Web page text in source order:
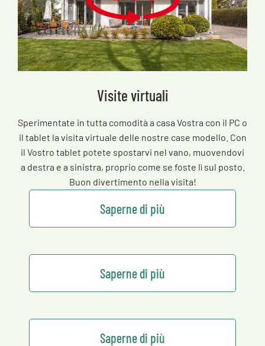
Visite virtuali
Sperimentate in tutta comodità a casa Vostra con il PC o
il tablet la visita virtuale delle nostre case modello. Con
il Vostro tablet potete spostarvi nel vano, muovendovi
a destra e a sinistra, proprio come se foste lì sul posto.
Buon divertimento nella visita!
Saperne di più
Saperne di più
Saperne di più